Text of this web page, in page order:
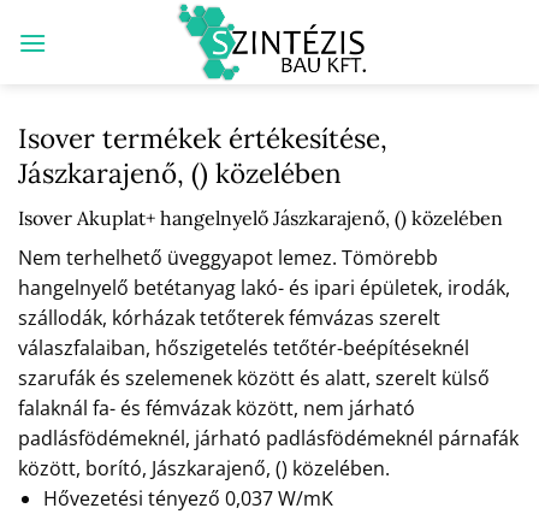
Isover termékek értékesítése,
Jászkarajenő, () közelében
Isover Akuplat+ hangelnyelő Jászkarajenő, () közelében
Nem terhelhető üveggyapot lemez. Tömörebb
hangelnyelő betétanyag lakó- és ipari épületek, irodák,
szállodák, kórházak tetőterek fémvázas szerelt
válaszfalaiban, hőszigetelés tetőtér-beépítéseknél
szarufák és szelemenek között és alatt, szerelt külső
falaknál fa- és fémvázak között, nem járható
padlásfödémeknél, járható padlásfödémeknél párnafák
között, borító, Jászkarajenő, () közelében.
Hővezetési tényező 0,037 W/mK